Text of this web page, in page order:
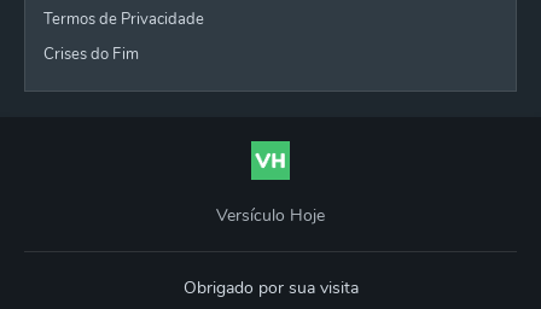
Termos de Privacidade
Crises do Fim
Versículo Hoje
Obrigado por sua visita